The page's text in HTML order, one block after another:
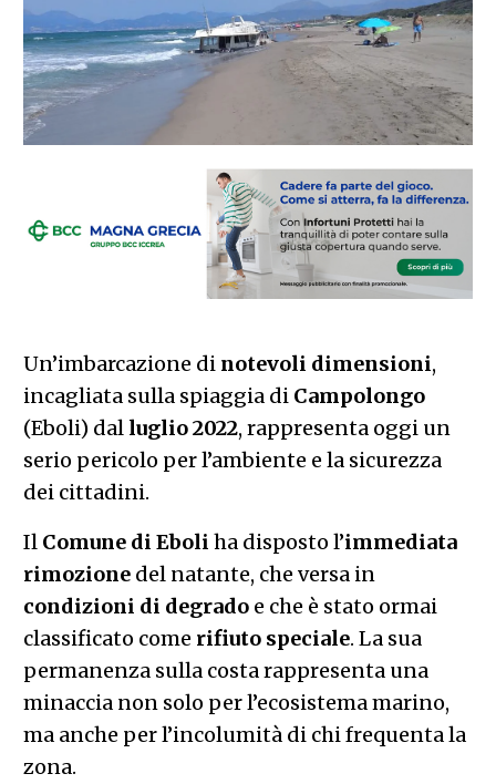
Un’imbarcazione di notevoli dimensioni,
incagliata sulla spiaggia di Campolongo
(Eboli) dal luglio 2022, rappresenta oggi un
serio pericolo per l’ambiente e la sicurezza
dei cittadini.
Il Comune di Eboli ha disposto l’immediata
rimozionedel natante, che versa in
condizioni di degradoe che è stato ormai
classificato come rifiuto speciale. La sua
permanenza sulla costa rappresenta una
minaccia non solo per l’ecosistema marino,
ma anche per l’incolumità di chi frequenta la
zona.